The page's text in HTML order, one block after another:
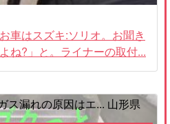
車はスズキ:ソリオ。お聞き
ね?」と。ライナーの取付...
ス漏れの原因はエ... 山形県